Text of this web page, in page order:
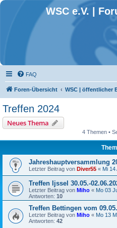
WSC e.V. |
FAQ
Foren-Übersicht WSC | öffentlicher
Treffen 2024
Neues Thema
4 Themen •
Jahreshauptversammlung
Letzter Beitrag von Diver55 « Mi 14
Treffen Ijssel 30.05.-
Letzter Beitrag von Miho « Mo 03
Antworten: 10
Treffen Bettingen vom
Letzter Beitrag von Miho « Mo 13
Antworten: 42